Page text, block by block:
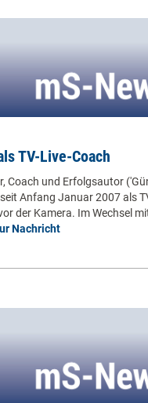
TV-Live-Coach
Coach und Erfolgsautor
Anfang Januar 2007 als
der Kamera. Im Wechsel
Nachricht